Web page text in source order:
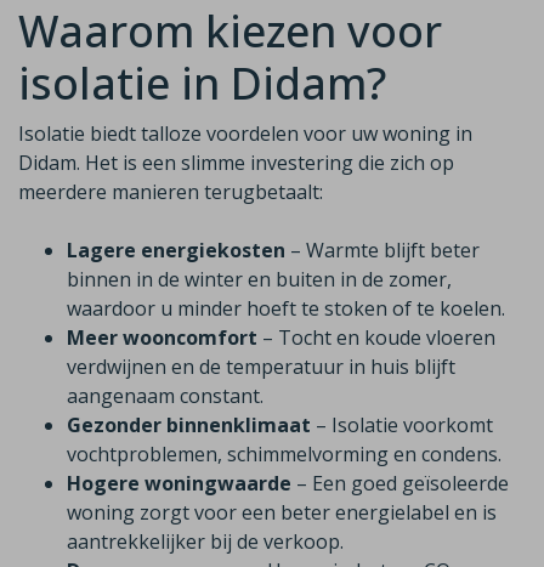
Waarom kiezen voor
isolatie in Didam?
Isolatie biedt talloze voordelen voor uw woning in
Didam. Het is een slimme investering die zich op
meerdere manieren terugbetaalt:
Lagere energiekosten – Warmte blijft beter
binnen in de winter en buiten in de zomer,
waardoor u minder hoeft te stoken of te koelen.
Meer wooncomfort – Tocht en koude vloeren
verdwijnen en de temperatuur in huis blijft
aangenaam constant.
Gezonder binnenklimaat – Isolatie voorkomt
vochtproblemen, schimmelvorming en condens.
Hogere woningwaarde – Een goed geïsoleerde
woning zorgt voor een beter energielabel en is
aantrekkelijker bij de verkoop.